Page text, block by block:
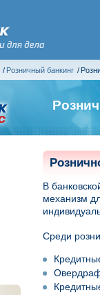
/ Розничный банкинг /
В
механизм
Среди